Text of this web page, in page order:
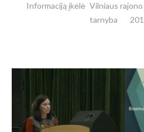
Informaciją įkėlė Vilniaus
tarnyba